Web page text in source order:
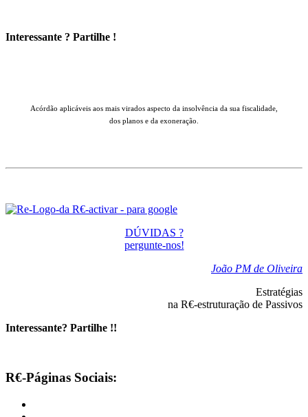
Interessante ? Partilhe !
Acórdão aplicáveis aos mais virados aspecto da insolvência da sua fiscalidade,
dos planos e da exoneração.
DÚVIDAS ?
pergunte-nos!
João PM de Oliveira
Estratégias
na R€-estruturação de Passivos
Interessante? Partilhe !!
R€-Páginas Sociais: